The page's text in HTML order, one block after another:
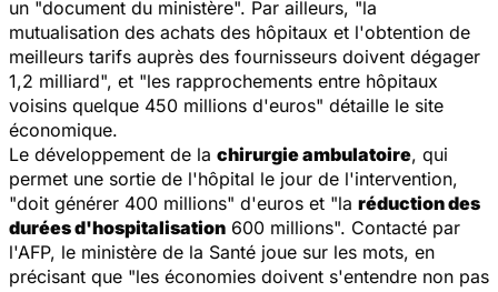
un "document du ministère". Par ailleurs, "la
mutualisation des achats des hôpitaux et l'obtention de
meilleurs tarifs auprès des fournisseurs doivent dégager
1,2 milliard", et "les rapprochements entre hôpitaux
voisins quelque 450 millions d'euros" détaille le site
économique.
Le développement de la chirurgie ambulatoire, qui
permet une sortie de l'hôpital le jour de l'intervention,
"doit générer 400 millions" d'euros et "la réduction des
durées d'hospitalisation 600 millions". Contacté par
l'AFP, le ministère de la Santé joue sur les mots, en
précisant que "les économies doivent s'entendre non pas